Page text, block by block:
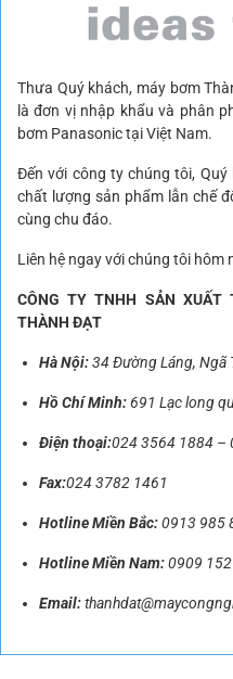
Thưa Quý khách, máy bơm
là đơn vị nhập khẩu và phân
bơm Panasonic tại Việt Nam.
Đến với công ty chúng tôi,
chất lượng sản phẩm lẫn chế
cùng chu đáo.
Liên hệ ngay với chúng tôi
CÔNG TY TNHH SẢN XUẤT
THÀNH ĐẠT
Hà Nội:34 Đường Láng, Ngã
Hồ Chí Minh:691 Lạc long
Điện thoại:024 3564 1884 –
Fax:024 3782 1461
Hotline Miền Bắc:0913 985
Hotline Miền Nam:0909
Email: